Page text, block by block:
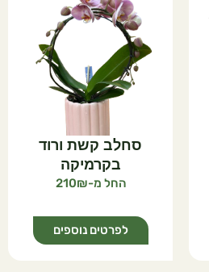
סחלב קשת ורוד
בקרמיקה
210
לפרטים נוספים